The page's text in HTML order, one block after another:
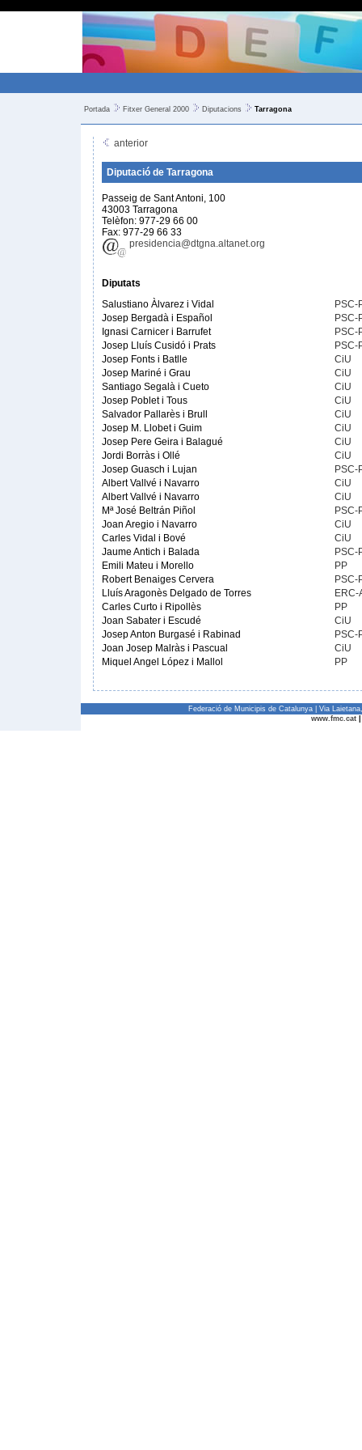
Portada Fitxer General 2000 Diputacions Tarragona
anterior
Diputació de Tarragona
Passeig de Sant Antoni, 100
43003 Tarragona
Telèfon: 977-29 66 00
Fax: 977-29 66 33
presidencia@dtgna.altanet.org
Diputats
Salustiano Àlvarez i Vidal
PSC-
Josep Bergadà i Español
PSC-
Ignasi Carnicer i Barrufet
PSC-
Josep Lluís Cusidó i Prats
PSC-
Josep Fonts i Batlle
CiU
Josep Mariné i Grau
CiU
Santiago Segalà i Cueto
CiU
Josep Poblet i Tous
CiU
Salvador Pallarès i Brull
CiU
Josep M. Llobet i Guim
CiU
Josep Pere Geira i Balagué
CiU
Jordi Borràs i Ollé
CiU
Josep Guasch i Lujan
PSC-
Albert Vallvé i Navarro
CiU
Albert Vallvé i Navarro
CiU
Mª José Beltrán Piñol
PSC-
Joan Aregio i Navarro
CiU
Carles Vidal i Bové
CiU
Jaume Antich i Balada
PSC-
Emili Mateu i Morello
PP
Robert Benaiges Cervera
PSC-
Lluís Aragonès Delgado de Torres
ERC-
Carles Curto i Ripollès
PP
Joan Sabater i Escudé
CiU
Josep Anton Burgasé i Rabinad
PSC-
Joan Josep Malràs i Pascual
CiU
Miquel Angel López i Mallol
PP
Federació de Municipis de Catalunya | Via
www.fmc.cat